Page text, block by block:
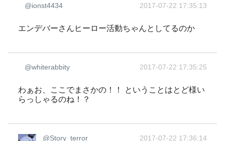
@ionst4434 2017-07-22 17:35:13
エンデバーさんヒーロー活動ちゃんとしてるのか
@whiterabbity 2017-07-22 17:35:25
わぁお、ここでまさかの！！ ということはとど様い
らっしゃるのね！？
@Story_terror 2017-07-22 17:36:14